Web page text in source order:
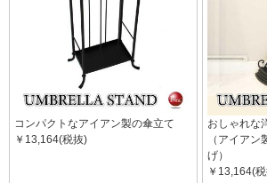
コンパクトなアイアン製の傘立て
￥13,164(税抜)
おしゃれな
（アイア
げ）
￥13,164(